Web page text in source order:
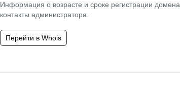
Информация о возрасте и сроке регистрации домена,
контакты администратора.
Перейти в Whois